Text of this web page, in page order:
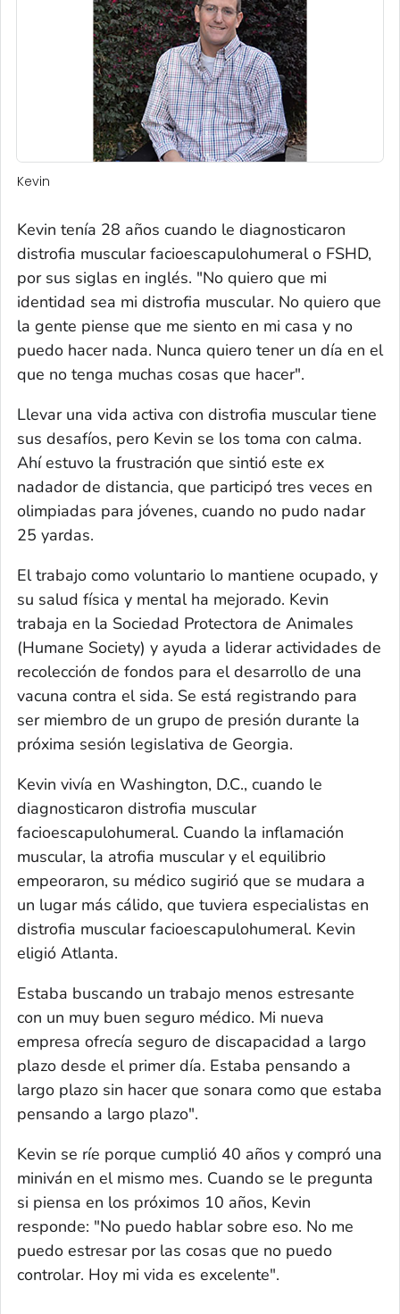
Kevin
Kevin tenía 28 años cuando le diagnosticaron
distrofia muscular facioescapulohumeral o FSHD,
por sus siglas en inglés. "No quiero que mi
identidad sea mi distrofia muscular. No quiero que
la gente piense que me siento en mi casa y no
puedo hacer nada. Nunca quiero tener un día en el
que no tenga muchas cosas que hacer".
Llevar una vida activa con distrofia muscular tiene
sus desafíos, pero Kevin se los toma con calma.
Ahí estuvo la frustración que sintió este ex
nadador de distancia, que participó tres veces en
olimpiadas para jóvenes, cuando no pudo nadar
25 yardas.
El trabajo como voluntario lo mantiene ocupado, y
su salud física y mental ha mejorado. Kevin
trabaja en la Sociedad Protectora de Animales
(Humane Society) y ayuda a liderar actividades de
recolección de fondos para el desarrollo de una
vacuna contra el sida. Se está registrando para
ser miembro de un grupo de presión durante la
próxima sesión legislativa de Georgia.
Kevin vivía en Washington, D.C., cuando le
diagnosticaron distrofia muscular
facioescapulohumeral. Cuando la inflamación
muscular, la atrofia muscular y el equilibrio
empeoraron, su médico sugirió que se mudara a
un lugar más cálido, que tuviera especialistas en
distrofia muscular facioescapulohumeral. Kevin
eligió Atlanta.
Estaba buscando un trabajo menos estresante
con un muy buen seguro médico. Mi nueva
empresa ofrecía seguro de discapacidad a largo
plazo desde el primer día. Estaba pensando a
largo plazo sin hacer que sonara como que estaba
pensando a largo plazo".
Kevin se ríe porque cumplió 40 años y compró una
miniván en el mismo mes. Cuando se le pregunta
si piensa en los próximos 10 años, Kevin
responde: "No puedo hablar sobre eso. No me
puedo estresar por las cosas que no puedo
controlar. Hoy mi vida es excelente".